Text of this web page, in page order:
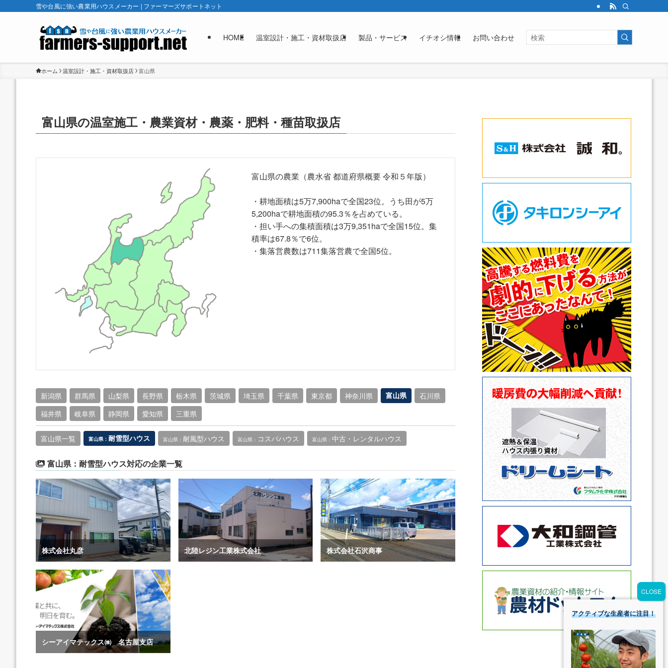
雪や台風に強い農業用ハウスメーカー | ファーマーズサポートネット
HOME 温室設計・施工・資材取扱店 製品・サービス イチオシ情報 お問い合わせ
ホーム 温室設計・施工・資材取扱店 富山県
富山県の温室施工・農業資材・農薬・肥料・種苗取扱店
富山県の農業（農水省 都道府県概要 令和５年版）
・耕地面積は5万7,900haで全国23位。うち田が5万
5,200haで耕地面積の95.3％を占めている。
・担い手への集積面積は3万9,351haで全国15位。集
積率は67.8％で6位。
・集落営農数は711集落営農で全国5位。
新潟県 群馬県 山梨県 長野県 栃木県 茨城県 埼玉県 千葉県 東京都 神奈川県 富山県
石川県
福井県
岐阜県 静岡県 愛知県 三重県
富山県一覧 富山県： 耐雪型ハウス 富山県： 耐風型ハウス 富山県： コスパハウス 富山県： 中古・レンタルハウス
富山県：耐雪型ハウス対応の企業一覧
株式会社丸彦 北陸レジン工業株式会社 株式会社石沢商事
シーアイマテックス㈱ 名古屋支店
アクティブな生産者に注目！